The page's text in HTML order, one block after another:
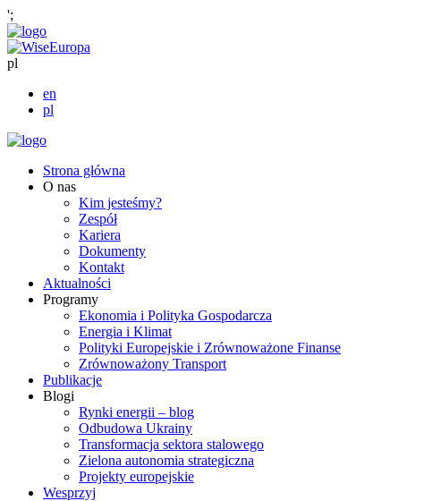
';
pl
en
pl
Strona główna
O nas
Kim jesteśmy?
Zespół
Kariera
Dokumenty
Kontakt
Aktualności
Programy
Ekonomia i Polityka Gospodarcza
Energia i Klimat
Polityki Europejskie i Zrównoważone Finanse
Zrównoważony Transport
Publikacje
Blogi
Rynki energii – blog
Odbudowa Ukrainy
Transformacja sektora stalowego
Zielona autonomia strategiczna
Projekty europejskie
Wesprzyj